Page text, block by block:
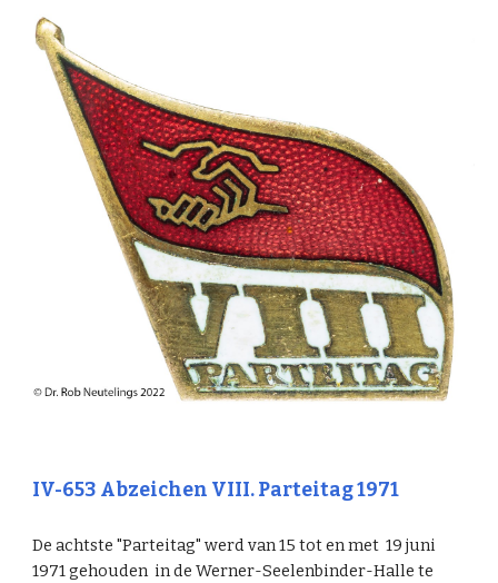
IV-653 Abzeichen VIII. Parteitag 1971
Deachtste "Parteitag" werd van15 tot en met 19 juni
1971gehouden in de Werner-Seelenbinder-Halle te